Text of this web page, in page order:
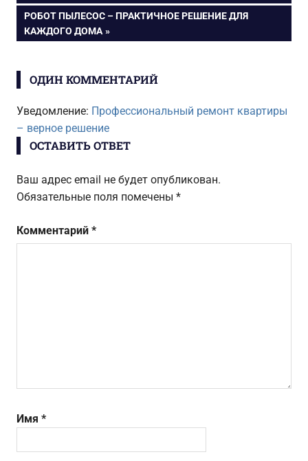
по
записям
СЛЕДУЮЩАЯ
ЗАПИСЬ:
РОБОТ ПЫЛЕСОС – ПРАКТИЧНОЕ РЕШЕНИЕ ДЛЯ
КАЖДОГО ДОМА
ОДИН КОММЕНТАРИЙ
Уведомление: Профессиональный ремонт квартиры
– верное решение
ОСТАВИТЬ ОТВЕТ
Ваш адрес email не будет опубликован.
Обязательные поля помечены *
Комментарий *
Имя *